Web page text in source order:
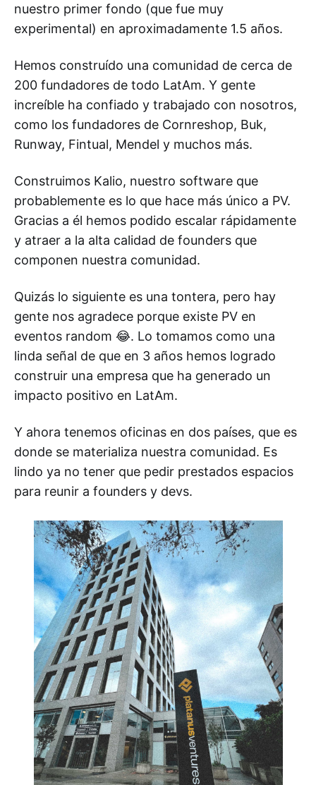
nuestro primer fondo (que fue muy
experimental) en aproximadamente 1.5 años.
Hemos construído una comunidad de cerca de
200 fundadores de todo LatAm. Y gente
increíble ha confiado y trabajado con nosotros,
como los fundadores de Cornreshop, Buk,
Runway, Fintual, Mendel y muchos más.
Construimos Kalio, nuestro software que
probablemente es lo que hace más único a PV.
Gracias a él hemos podido escalar rápidamente
y atraer a la alta calidad de founders que
componen nuestra comunidad.
Quizás lo siguiente es una tontera, pero hay
gente nos agradece porque existe PV en
eventos random 😂. Lo tomamos como una
linda señal de que en 3 años hemos logrado
construir una empresa que ha generado un
impacto positivo en LatAm.
Y ahora tenemos oficinas en dos países, que es
donde se materializa nuestra comunidad. Es
lindo ya no tener que pedir prestados espacios
para reunir a founders y devs.